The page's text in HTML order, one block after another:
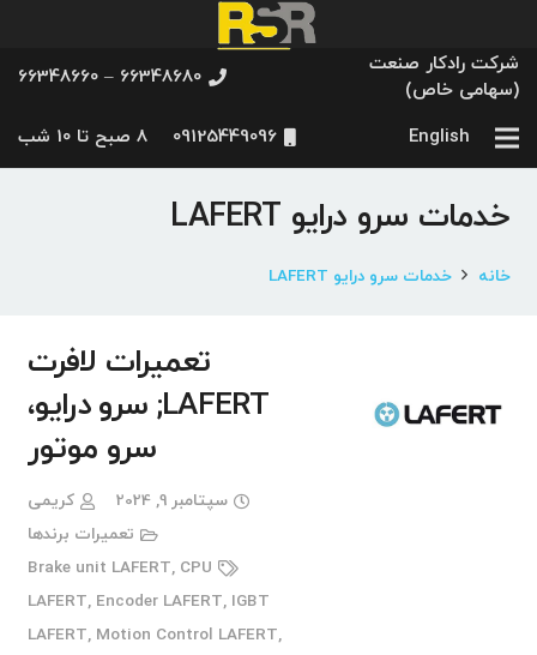
شرکت رادکار صنعت
(سهامی خاص)
66348680 – 66348660
English
09125449096 8 صبح تا 10 شب
خدمات سرو درایو LAFERT
خانه خدمات سرو درایو LAFERT
تعمیرات لافرت
LAFERT; سرو درایو،
سرو موتور
سپتامبر 9, 2024
کریمی
تعمیرات برندها
Brake unit LAFERT, CPU
LAFERT, Encoder LAFERT, IGBT
LAFERT, Motion Control LAFERT,